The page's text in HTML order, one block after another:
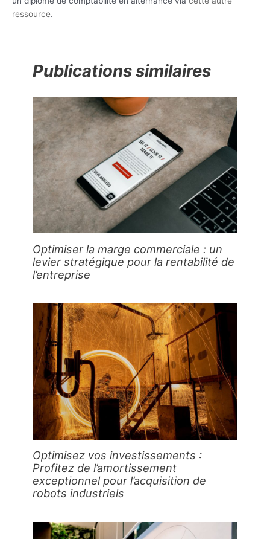
ressource.
Publications similaires
Optimiser la marge commerciale : un
levier stratégique pour la rentabilité de
l’entreprise
Optimisez vos investissements :
Profitez de l’amortissement
exceptionnel pour l’acquisition de
robots industriels